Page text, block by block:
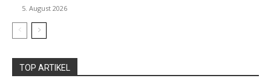
5. August 2026
TOP ARTIKEL